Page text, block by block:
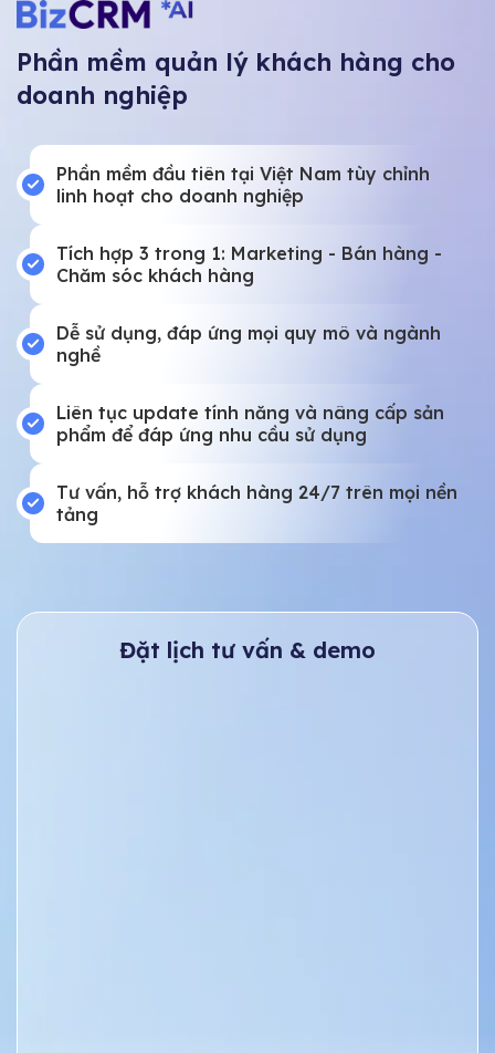
Phần mềm quản lý khách hàng cho
doanh nghiệp
Phần mềm đầu tiên tại Việt Nam tùy chỉnh
linh hoạt cho doanh nghiệp
Tích hợp 3 trong 1: Marketing - Bán hàng -
Chăm sóc khách hàng
Dễ sử dụng, đáp ứng mọi quy mô và ngành
nghề
Liên tục update tính năng và nâng cấp sản
phẩm để đáp ứng nhu cầu sử dụng
Tư vấn, hỗ trợ khách hàng 24/7 trên mọi nền
tảng
Đặt lịch tư vấn & demo